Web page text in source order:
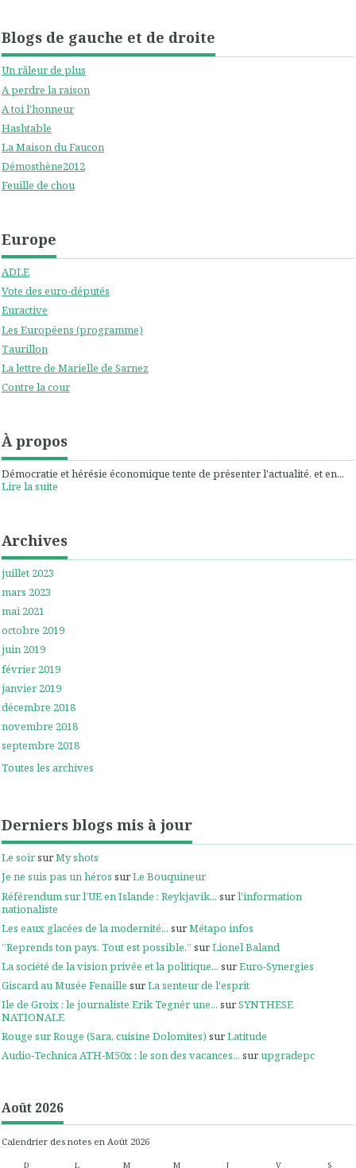
Blogs de gauche et de droite
Un râleur de plus
A perdre la raison
A toi l'honneur
Hashtable
La Maison du Faucon
Démosthène2012
Feuille de chou
Europe
ADLE
Vote des euro-députés
Euractive
Les Européens (programme)
Taurillon
La lettre de Marielle de Sarnez
Contre la cour
À propos
Démocratie et hérésie économique tente de présenter l'actualité, et en...
Lire la suite
Archives
juillet 2023
mars 2023
mai 2021
octobre 2019
juin 2019
février 2019
janvier 2019
décembre 2018
novembre 2018
septembre 2018
Toutes les archives
Derniers blogs mis à jour
Le soirsurMy shots
Je ne suis pas un héros surLe Bouquineur
Référendum sur l’UE en Islande : Reykjavik... surl'information
nationaliste
Les eaux glacées de la modernité... surMétapo infos
”Reprends ton pays. Tout est possible.” surLionel Baland
La société de la vision privée et la politique... surEuro-Synergies
Giscard au Musée Fenaille surLa senteur de l'esprit
Ile de Groix : le journaliste Erik Tegnér une... surSYNTHESE
NATIONALE
Rouge sur Rouge (Sara, cuisine Dolomites) surLatitude
Audio‑Technica ATH‑M50x : le son des vacances... surupgradepc
Août 2026
Calendrier des notes en Août 2026
D L M M J V S